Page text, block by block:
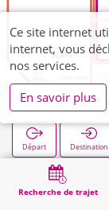
Recherche de trajet
Von-
Départ Destination
Démarrage Recherche
Ce site internet
internet, vous
nos services.
En savoir plus